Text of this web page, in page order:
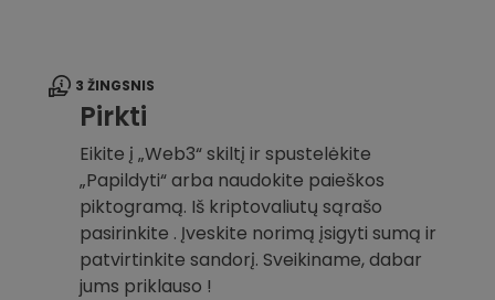
3 ŽINGSNIS
Pirkti
Eikite į „Web3“ skiltį ir spustelėkite
„Papildyti“ arba naudokite paieškos
piktogramą. Iš kriptovaliutų sąrašo
pasirinkite . Įveskite norimą įsigyti sumą ir
patvirtinkite sandorį. Sveikiname, dabar
jums priklauso !